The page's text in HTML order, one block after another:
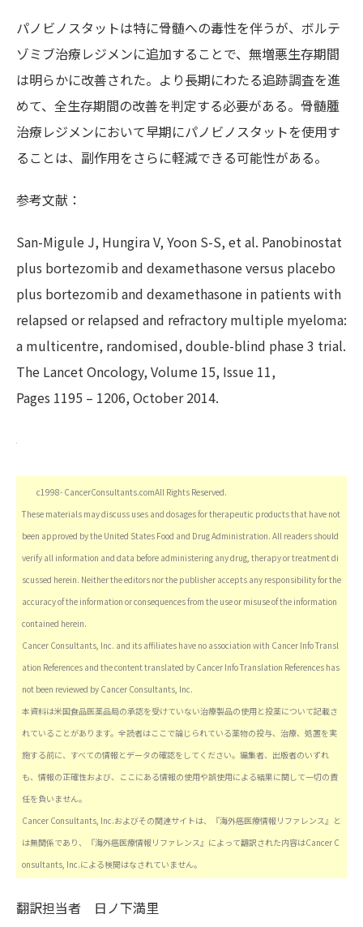
パノビノスタットは特に骨髄への毒性を伴うが、ボルテ
ゾミブ治療レジメンに追加することで、無増悪生存期間
は明らかに改善された。より長期にわたる追跡調査を進
めて、全生存期間の改善を判定する必要がある。骨髄腫
治療レジメンにおいて早期にパノビノスタットを使用す
ることは、副作用をさらに軽減できる可能性がある。
参考文献：
San-Migule J, Hungira V, Yoon S-S, et al. Panobinostat
plus bortezomib and dexamethasone versus placebo
plus bortezomib and dexamethasone in patients with
relapsed or relapsed and refractory multiple myeloma:
a multicentre, randomised, double-blind phase 3 trial.
The Lancet Oncology, Volume 15, Issue 11,
Pages 1195 – 1206, October 2014.
c1998- CancerConsultants.comAll Rights Reserved.
These materials may discuss uses and dosages for therapeutic products that have not
been approved by the United States Food and Drug Administration. All readers should
verify all information and data before administering any drug, therapy or treatment di
scussed herein. Neither the editors nor the publisher accepts any responsibility for the
accuracy of the information or consequences from the use or misuse of the information
contained herein.
Cancer Consultants, Inc. and its affiliates have no association with Cancer Info Transl
ation References and the content translated by Cancer Info Translation References has
not been reviewed by Cancer Consultants, Inc.
本資料は米国食品医薬品局の承認を受けていない治療製品の使用と投薬について記載さ
れていることがあります。全読者はここで論じられている薬物の投与、治療、処置を実
施する前に、すべての情報とデータの確認をしてください。編集者、出版者のいずれ
も、情報の正確性および、ここにある情報の使用や誤使用による結果に関して一切の責
任を負いません。
Cancer Consultants, Inc.およびその関連サイトは、『海外癌医療情報リファレンス』と
は無関係であり、『海外癌医療情報リファレンス』によって翻訳された内容はCancer C
onsultants, Inc.による検閲はなされていません。
翻訳担当者 日ノ下満里